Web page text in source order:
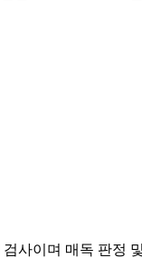
사이며 매독 판정